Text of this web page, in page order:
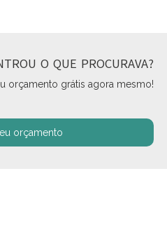
O QUE PROCURAVA?
orçamento grátis agora mesmo!
orçamento